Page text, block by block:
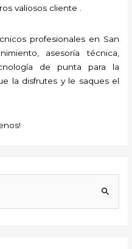
valiosos cliente .
profesionales en San
asesoría técnica,
de punta para la
la disfrutes y le saques el